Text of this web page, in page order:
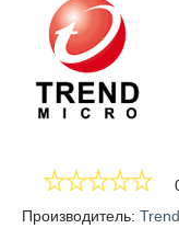
Производитель: